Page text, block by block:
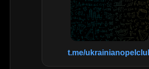
t.me/